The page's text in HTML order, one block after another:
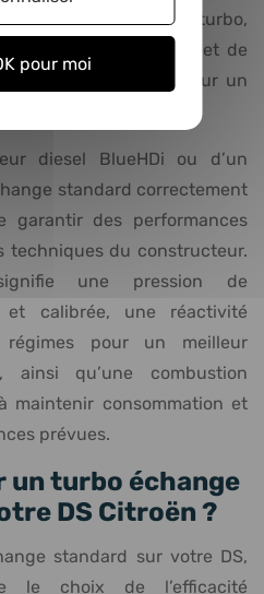
stable du turbo,
de rotation, et permet de
réactivité attendues sur un
diesel BlueHDi ou d’un
standard correctement
garantir des performances
techniques du constructeur.
une pression de
et calibrée, une réactivité
pour un meilleur
ainsi qu’une combustion
maintenir consommation et
prévues.
un turbo échange
DS Citroën ?
standard sur votre DS,
le choix de l’efficacité
pour moi